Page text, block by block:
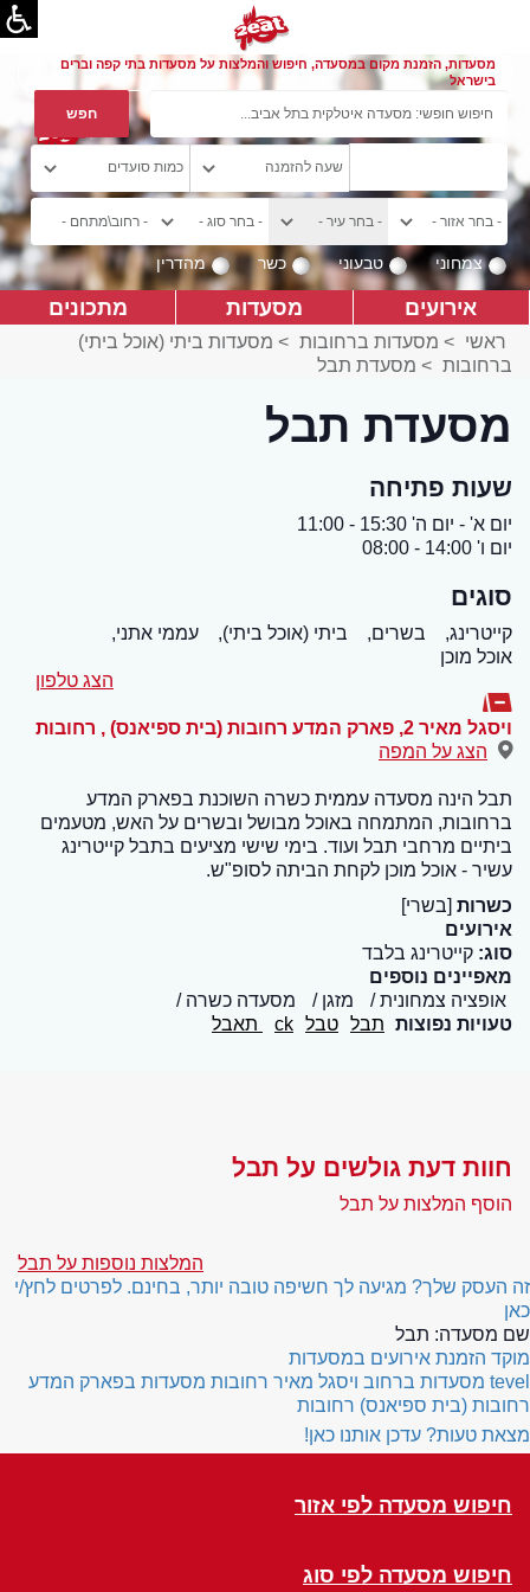
מסעדות, הזמנת מקום במסעדה, חיפוש והמלצות על מסעדות בתי קפה וברים
בישראל
צמחוני טבעוני כשר מהדרין
אירועים מסעדות מתכונים
ראשי > מסעדות ברחובות > מסעדות ביתי (אוכל ביתי)
ברחובות > מסעדת תבל
מסעדת תבל
שעות פתיחה
יום א' - יום ה' 15:30 - 11:00
יום ו' 14:00 - 08:00
סוגים
קייטרינג, בשרים, ביתי (אוכל ביתי),
עממי אתני,
אוכל מוכן
הצג טלפון
ויסגל מאיר 2, פארק המדע רחובות (בית ספיאנס) , רחובות
הצג על המפה
תבל הינה מסעדה עממית כשרה השוכנת בפארק המדע
ברחובות, המתמחה באוכל מבושל ובשרים על האש, מטעמים
ביתיים מרחבי תבל ועוד. בימי שישי מציעים בתבל קייטרינג
עשיר - אוכל מוכן לקחת הביתה לסופ"ש.
כשרות [בשרי]
אירועים
סוג: קייטרינג בלבד
מאפיינים נוספים
אופציה צמחונית
מזגן
מסעדה כשרה
טעויות נפוצות תבל טבל ck תאבל
חוות דעת גולשים על תבל
הוסף המלצות על תבל
המלצות נוספות על תבל
זה העסק שלך? מגיעה לך חשיפה טובה יותר, בחינם. לפרטים לחץ/י
כאן
שם מסעדה: תבל
מוקד הזמנת אירועים במסעדות
tevel מסעדות ברחוב ויסגל מאיר רחובות מסעדות בפארק המדע
רחובות (בית ספיאנס) רחובות
מצאת טעות? עדכן אותנו כאן!
חיפוש מסעדה לפי אזור
חיפוש מסעדה לפי סוג